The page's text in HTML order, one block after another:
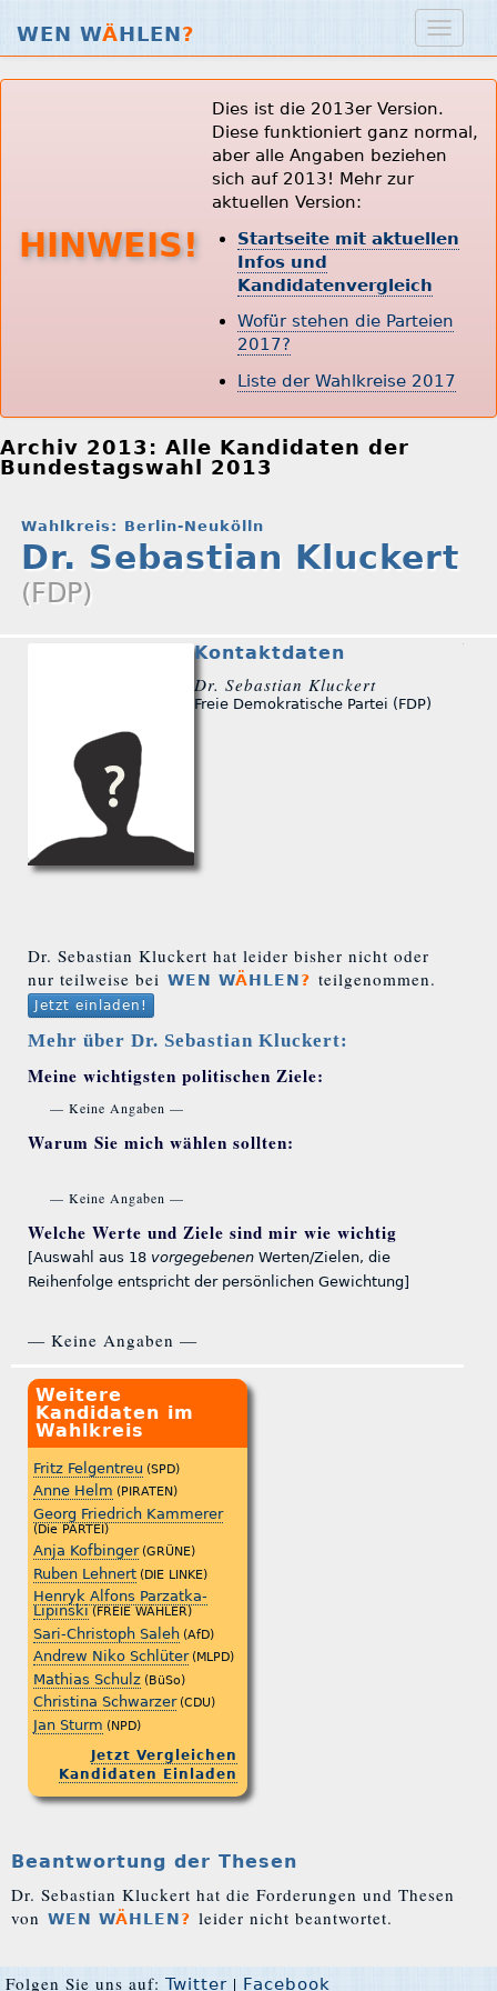
WEN WÄHLEN?
HINWEIS!
Dies ist die 2013er Version.
Diese funktioniert ganz normal,
aber alle Angaben beziehen
sich auf 2013! Mehr zur
aktuellen Version:
Startseite mit aktuellen
Infos und
Kandidatenvergleich
Wofür stehen die Parteien
2017?
Liste der Wahlkreise 2017
Archiv 2013: Alle Kandidaten der
Bundestagswahl 2013
Wahlkreis: Berlin-Neukölln
Dr. Sebastian Kluckert
(FDP)
Dr. Sebastian Kluckert hat leider bisher nicht oder
nur teilweise bei WEN WÄHLEN? teilgenommen.
Jetzt einladen!
Mehr über Dr. Sebastian Kluckert:
Meine wichtigsten politischen Ziele:
— Keine Angaben —
Warum Sie mich wählen sollten:
— Keine Angaben —
Welche Werte und Ziele sind mir wie wichtig
[Auswahl aus 18 vorgegebenen Werten/Zielen, die
Reihenfolge entspricht der persönlichen Gewichtung]
— Keine Angaben —
Kontaktdaten
Dr. Sebastian Kluckert
Freie Demokratische Partei (FDP)
Weitere
Kandidaten im
Wahlkreis
Fritz Felgentreu (SPD)
Anne Helm (PIRATEN)
Georg Friedrich Kammerer
(Die PARTEI)
Anja Kofbinger (GRÜNE)
Ruben Lehnert (DIE LINKE)
Henryk Alfons Parzatka-
Lipinski (FREIE WÄHLER)
Sari-Christoph Saleh (AfD)
Andrew Niko Schlüter (MLPD)
Mathias Schulz (BüSo)
Christina Schwarzer (CDU)
Jan Sturm (NPD)
Jetzt Vergleichen
Kandidaten Einladen
Beantwortung der Thesen
Dr. Sebastian Kluckert hat die Forderungen und Thesen
von WEN WÄHLEN? leider nicht beantwortet.
Folgen Sie uns auf: Twitter | Facebook